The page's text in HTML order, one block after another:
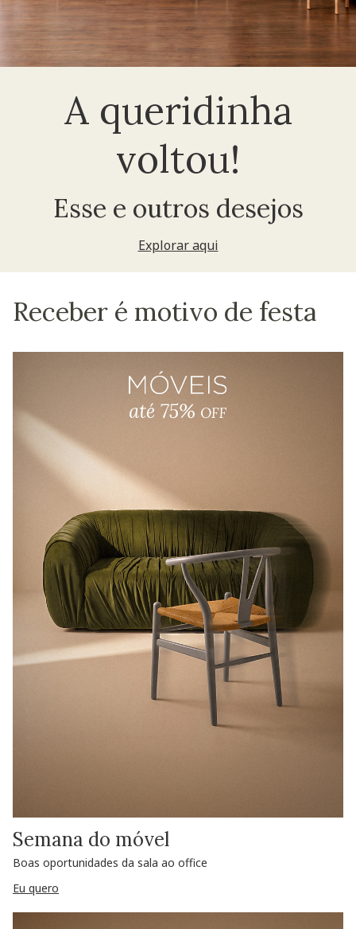
A queridinha
voltou!
Esse e outros desejos
Explorar aqui
Receber é motivo de festa
Semana do móvel
Boas oportunidades da sala ao office
Eu quero